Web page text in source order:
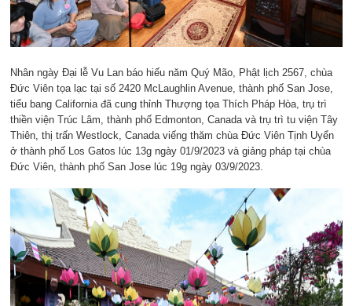
Nhân ngày Đại lễ Vu Lan báo hiếu năm Quý Mão, Phật lịch 2567, chùa
Đức Viên tọa lạc tại số 2420 McLaughlin Avenue, thành phố San Jose,
tiểu bang California đã cung thỉnh Thượng tọa Thích Pháp Hòa, trụ trì
thiền viện Trúc Lâm, thành phố Edmonton, Canada và trụ trì tu viện Tây
Thiên, thị trấn Westlock, Canada viếng thăm chùa Đức Viên Tịnh Uyển
ở thành phố Los Gatos lúc 13g ngày 01/9/2023 và giảng pháp tại chùa
Đức Viên, thành phố San Jose lúc 19g ngày 03/9/2023.